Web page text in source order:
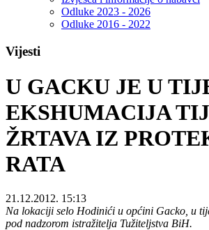
Odluke 2023 - 2026
Odluke 2016 - 2022
Vijesti
U GACKU JE U
EKSHUMACIJA
ŽRTAVA IZ
RATA
21.12.2012. 15:13
Na lokaciji selo Hodinići u općini Gacko, u
pod nadzorom istražitelja Tužiteljstva BiH.